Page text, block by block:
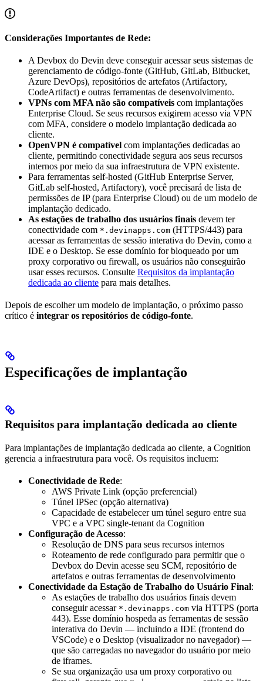
Considerações Importantes de Rede:
A Devbox do Devin deve conseguir acessar seus sistemas de
gerenciamento de código-fonte (GitHub, GitLab, Bitbucket,
Azure DevOps), repositórios de artefatos (Artifactory,
CodeArtifact) e outras ferramentas de desenvolvimento.
VPNs com MFA não são compatíveis com implantações
Enterprise Cloud. Se seus recursos exigirem acesso via VPN
com MFA, considere o modelo implantação dedicada ao
cliente.
OpenVPN é compatível com implantações dedicadas ao
cliente, permitindo conectividade segura aos seus recursos
internos por meio da sua infraestrutura de VPN existente.
Para ferramentas self-hosted (GitHub Enterprise Server,
GitLab self-hosted, Artifactory), você precisará de lista de
permissões de IP (para Enterprise Cloud) ou de um modelo de
implantação dedicado.
As estações de trabalho dos usuários finais devem ter
conectividade com *.devinapps.com (HTTPS/443) para
acessar as ferramentas de sessão interativa do Devin, como a
IDE e o Desktop. Se esse domínio for bloqueado por um
proxy corporativo ou firewall, os usuários não conseguirão
usar esses recursos. Consulte Requisitos da implantação
dedicada ao cliente para mais detalhes.
Depois de escolher um modelo de implantação, o próximo passo
crítico é integrar os repositórios de código-fonte.
Especificações de implantação
Requisitos para implantação dedicada ao cliente
Para implantações de implantação dedicada ao cliente, a Cognition
gerencia a infraestrutura para você. Os requisitos incluem:
Conectividade de Rede:
AWS Private Link (opção preferencial)
Túnel IPSec (opção alternativa)
Capacidade de estabelecer um túnel seguro entre sua
VPC e a VPC single-tenant da Cognition
Configuração de Acesso:
Resolução de DNS para seus recursos internos
Roteamento de rede configurado para permitir que o
Devbox do Devin acesse seu SCM, repositório de
artefatos e outras ferramentas de desenvolvimento
Conectividade da Estação de Trabalho do Usuário Final:
As estações de trabalho dos usuários finais devem
conseguir acessar *.devinapps.com via HTTPS (porta
443). Esse domínio hospeda as ferramentas de sessão
interativa do Devin — incluindo a IDE (frontend do
VSCode) e o Desktop (visualizador no navegador) —
que são carregadas no navegador do usuário por meio
de iframes.
Se sua organização usa um proxy corporativo ou